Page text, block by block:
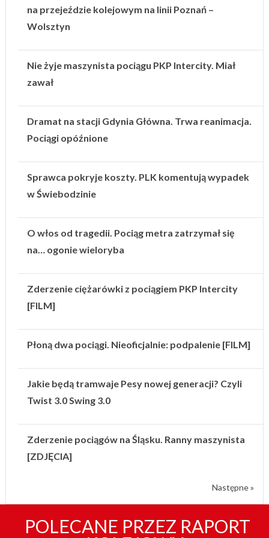
na przejeździe kolejowym na linii Poznań –
Wolsztyn
Nie żyje maszynista pociągu PKP Intercity. Miał
zawał
Dramat na stacji Gdynia Główna. Trwa reanimacja.
Pociągi opóźnione
Sprawca pokryje koszty. PLK komentują wypadek
w Świebodzinie
O włos od tragedii. Pociąg metra zatrzymał się
na… ogonie wieloryba
Zderzenie ciężarówki z pociągiem PKP Intercity
[FILM]
Płoną dwa pociągi. Nieoficjalnie: podpalenie [FILM]
Jakie będą tramwaje Pesy nowej generacji? Czyli
Twist 3.0 Swing 3.0
Zderzenie pociągów na Śląsku. Ranny maszynista
[ZDJĘCIA]
Następne »
POLECANE PRZEZ RAPORT